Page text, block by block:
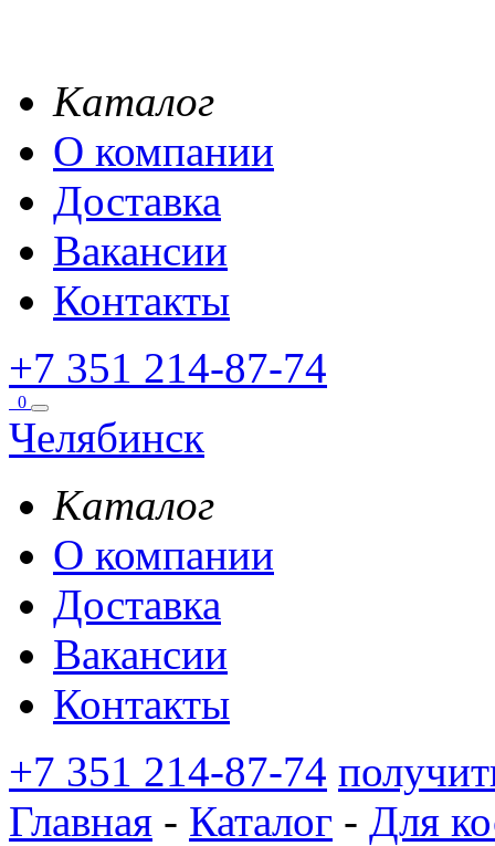
Каталог
О компании
Доставка
Вакансии
Контакты
+7 351 214-87-74
0
Челябинск
Каталог
О компании
Доставка
Вакансии
Контакты
+7 351 214-87-74
Главная - Каталог - Для